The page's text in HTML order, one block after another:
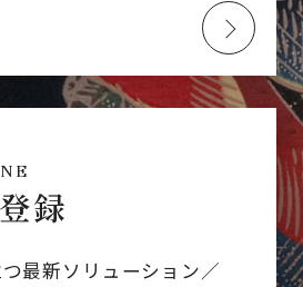
録
最新ソリューション／